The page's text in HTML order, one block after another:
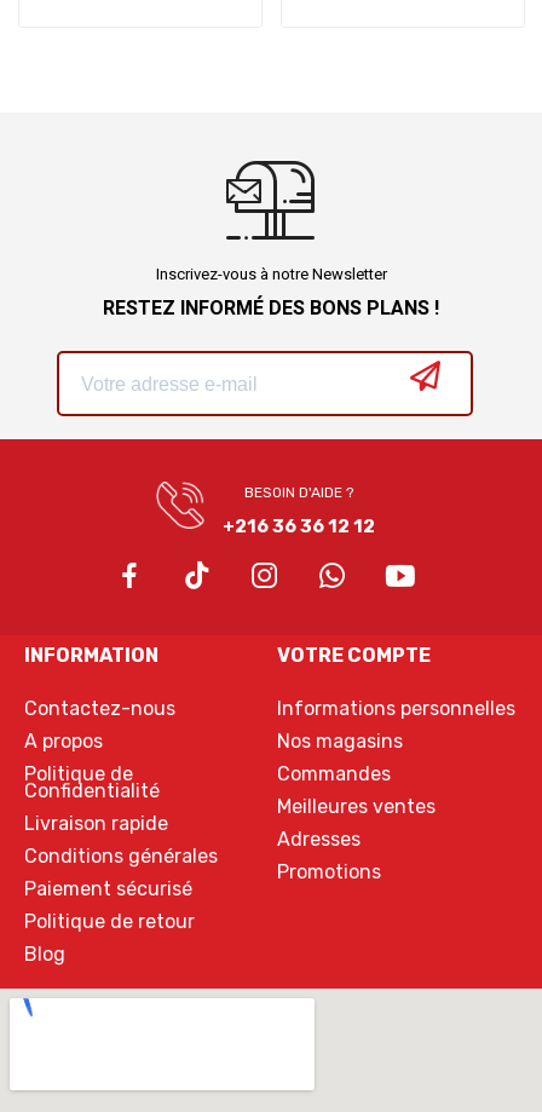
Inscrivez-vous à notre Newsletter
RESTEZ INFORMÉ DES BONS PLANS !
BESOIN D'AIDE ?
+216 36 36 12 12
INFORMATION
Contactez-nous
A propos
Politique de
Confidentialité
Livraison rapide
Conditions générales
Paiement sécurisé
Politique de retour
Blog
VOTRE COMPTE
Informations personnelles
Nos magasins
Commandes
Meilleures ventes
Adresses
Promotions